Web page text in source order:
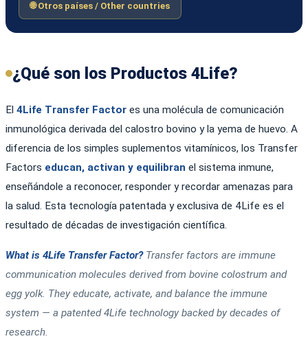
🌐 Otros países / Other countries
¿Qué son los Productos 4Life?
El 4Life Transfer Factor es una molécula de comunicación
inmunológica derivada del calostro bovino y la yema de huevo. A
diferencia de los simples suplementos vitamínicos, los Transfer
Factors educan, activan y equilibran el sistema inmune,
enseñándole a reconocer, responder y recordar amenazas para
la salud. Esta tecnología patentada y exclusiva de 4Life es el
resultado de décadas de investigación científica.
What is 4Life Transfer Factor?Transfer factors are immune
communication molecules derived from bovine colostrum and
egg yolk. They educate, activate, and balance the immune
system — a patented 4Life technology backed by decades of
research.